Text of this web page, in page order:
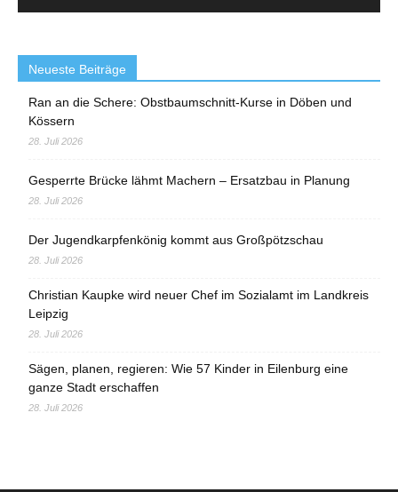
Neueste Beiträge
Ran an die Schere: Obstbaumschnitt-Kurse in Döben und
Kössern
28. Juli 2026
Gesperrte Brücke lähmt Machern – Ersatzbau in Planung
28. Juli 2026
Der Jugendkarpfenkönig kommt aus Großpötzschau
28. Juli 2026
Christian Kaupke wird neuer Chef im Sozialamt im Landkreis
Leipzig
28. Juli 2026
Sägen, planen, regieren: Wie 57 Kinder in Eilenburg eine
ganze Stadt erschaffen
28. Juli 2026